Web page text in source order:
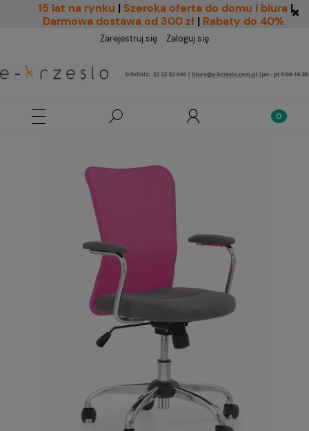
15 lat na rynku | Szeroka oferta do domu i biura |
Darmowa dostawa od 300 zł | Rabaty do 40%
Zarejestruj się Zaloguj się